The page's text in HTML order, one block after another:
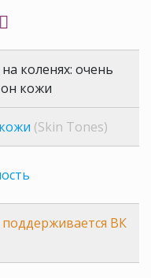
коленях: очень
кожи
(Skin Tones)
ВК